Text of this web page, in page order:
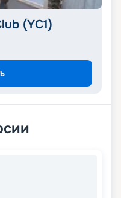
(YC1)